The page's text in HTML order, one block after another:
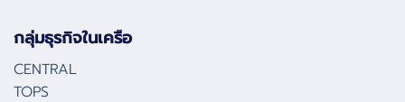
กลุ่มธุรกิจในเครือ
CENTRAL
TOPS